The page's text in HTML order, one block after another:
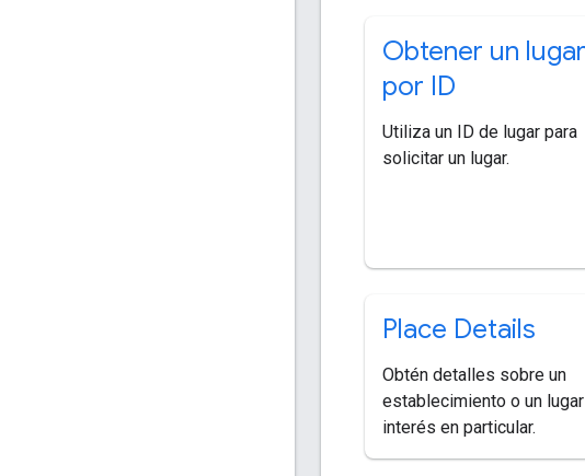
Obtener un lugar
por ID
Utiliza un ID de lugar para
solicitar un lugar.
Place Details
Obtén detalles sobre un
establecimiento o un
interés en particular.